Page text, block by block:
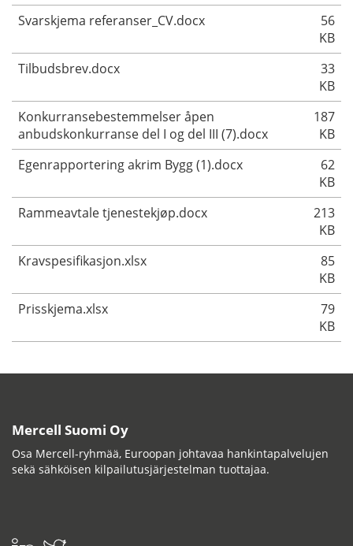
Svarskjema referanser_CV.docx
56
KB
Tilbudsbrev.docx
33
KB
Konkurransebestemmelser åpen
anbudskonkurranse del I og del III (7).docx
187
KB
Egenrapportering akrim Bygg (1).docx
62
KB
Rammeavtale tjenestekjøp.docx
213
KB
Kravspesifikasjon.xlsx
85
KB
Prisskjema.xlsx
79
KB
Mercell Suomi Oy
Osa Mercell-ryhmää, Euroopan johtavaa hankintapalvelujen
sekä sähköisen kilpailutusjärjestelman tuottajaa.